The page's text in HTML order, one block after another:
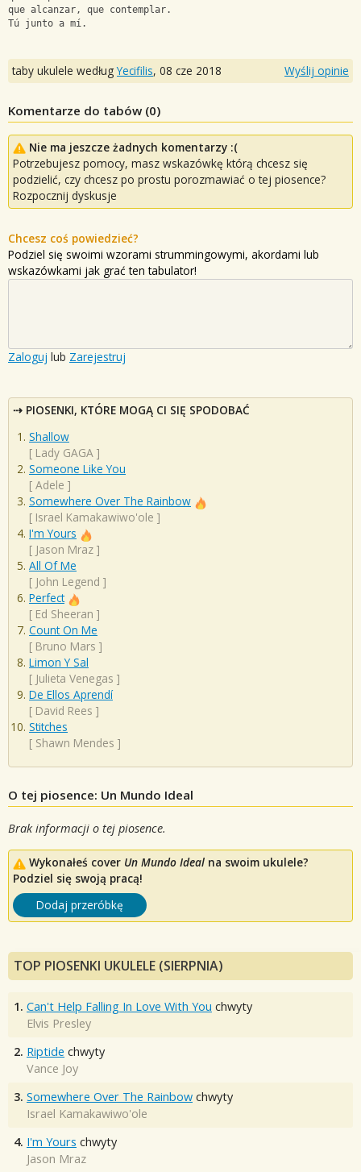
que alcanzar, que contemplar.
Tú junto a mí.
taby ukulele wedługYecifilis, 08 cze 2018 Wyślij opinie
Komentarze do tabów (0)
Nie ma jeszcze żadnych komentarzy :(
Potrzebujesz pomocy, masz wskazówkę którą chcesz się
podzielić, czy chcesz po prostu porozmawiać o tej piosence?
Rozpocznij dyskusje
Chcesz coś powiedzieć?
Podziel się swoimi wzorami strummingowymi, akordami lub
wskazówkami jak grać ten tabulator!
Zaloguj lub Zarejestruj
PIOSENKI, KTÓRE MOGĄ CI SIĘ SPODOBAĆ
Shallow
[ Lady GAGA ]
Someone Like You
[ Adele ]
Somewhere Over The Rainbow
[ Israel Kamakawiwo'ole ]
I'm Yours
[ Jason Mraz ]
All Of Me
[ John Legend ]
Perfect
[ Ed Sheeran ]
Count On Me
[ Bruno Mars ]
Limon Y Sal
[ Julieta Venegas ]
De Ellos Aprendí
[ David Rees ]
Stitches
[ Shawn Mendes ]
O tej piosence: Un Mundo Ideal
Brak informacji o tej piosence.
Wykonałeś cover Un Mundo Ideal na swoim ukulele?
Podziel się swoją pracą!
Dodaj przeróbkę
TOP PIOSENKI UKULELE (SIERPNIA)
1. Can't Help Falling In Love With You chwyty
Elvis Presley
2. Riptide chwyty
Vance Joy
3. Somewhere Over The Rainbow chwyty
Israel Kamakawiwo'ole
4. I'm Yours chwyty
Jason Mraz